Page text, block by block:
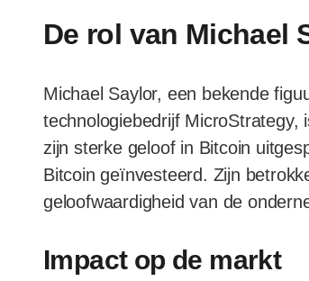
De rol van Michael
Michael Saylor, een bekende
technologiebedrijf MicroStrategy,
zijn sterke geloof in Bitcoin
Bitcoin geïnvesteerd. Zijn
geloofwaardigheid van de
Impact op de markt